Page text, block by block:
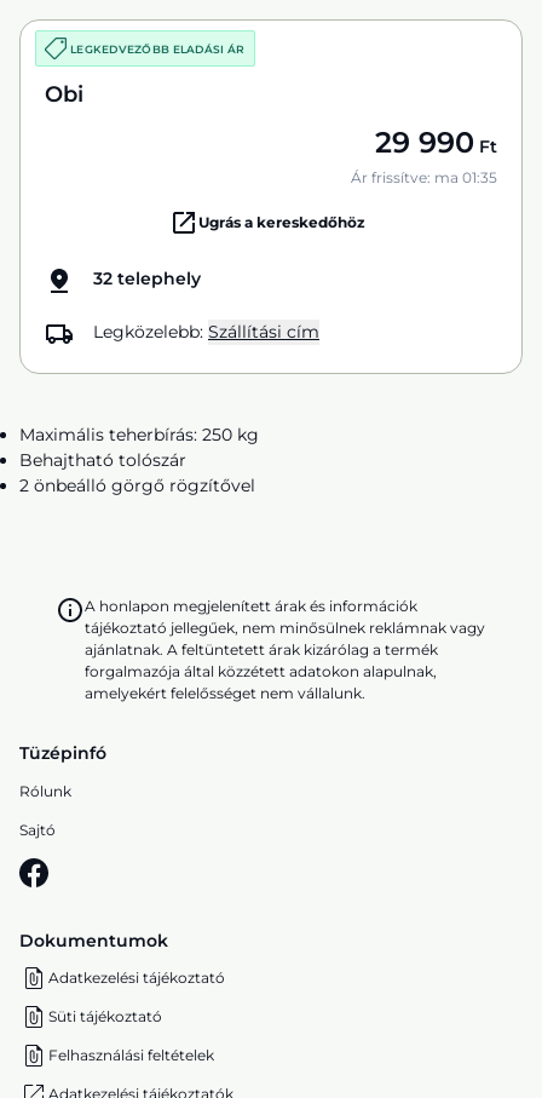
LEGKEDVEZŐBB ELADÁSI ÁR
Obi
29 990 Ft
Ár frissítve: ma 01:35
Ugrás a kereskedőhöz
32 telephely
Legközelebb: Szállítási cím
Maximális teherbírás: 250 kg
Behajtható tolószár
2 önbeálló görgő rögzítővel
A honlapon megjelenített árak és információk
tájékoztató jellegűek, nem minősülnek reklámnak vagy
ajánlatnak. A feltüntetett árak kizárólag a termék
forgalmazója által közzétett adatokon alapulnak,
amelyekért felelősséget nem vállalunk.
Tüzépinfó
Rólunk
Sajtó
Dokumentumok
Adatkezelési tájékoztató
Süti tájékoztató
Felhasználási feltételek
Adatkezelési tájékoztatók